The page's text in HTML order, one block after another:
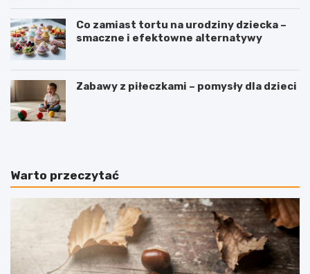
Co zamiast tortu na urodziny dziecka –
smaczne i efektowne alternatywy
Zabawy z piłeczkami – pomysły dla dzieci
Warto przeczytać